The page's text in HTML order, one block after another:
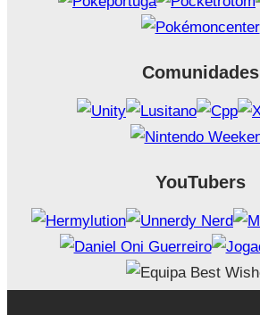
Comunidades
YouTubers